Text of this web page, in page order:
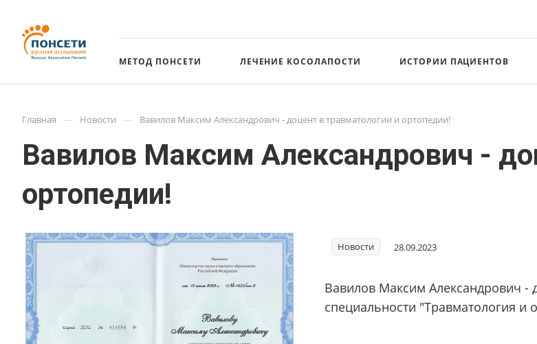
МЕТОД ПОНСЕТИ ЛЕЧЕНИЕ КОСОЛАПОСТИ ИСТОРИИ ПАЦИЕНТОВ
Главная — Новости — Вавилов Максим Александрович - доцент в травматологии и ортопедии!
Вавилов Максим Александрович -
ортопедии!
Новости 28.09.2023
Вавилов Максим Александрович -
специальности "Травматология и